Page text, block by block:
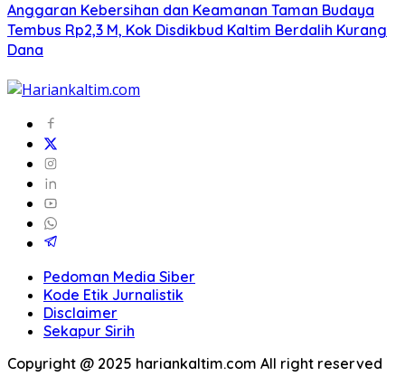
Anggaran Kebersihan dan Keamanan Taman Budaya
Tembus Rp2,3 M, Kok Disdikbud Kaltim Berdalih Kurang
Dana
Pedoman Media Siber
Kode Etik Jurnalistik
Disclaimer
Sekapur Sirih
Copyright @ 2025 hariankaltim.com All right reserved